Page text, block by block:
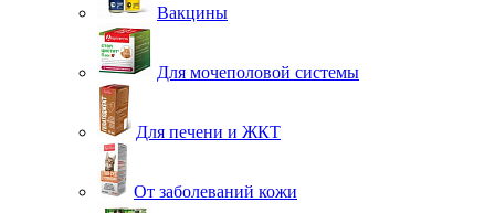
Вакцины
Для мочеполовой системы
Для печени и ЖКТ
От заболеваний кожи